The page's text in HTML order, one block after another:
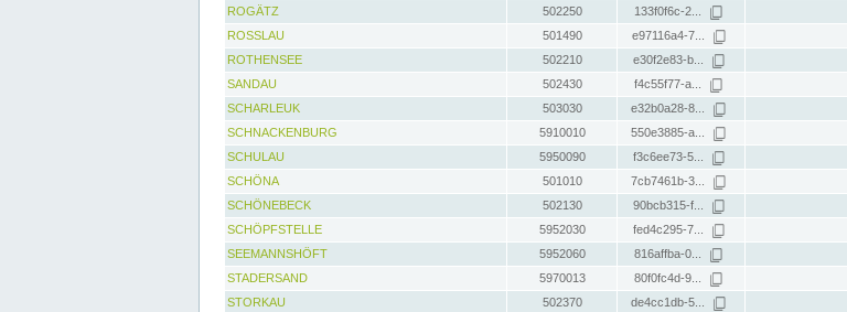
ROGÄTZ
502250 133f0f6c-2...
ROSSLAU
501490 e97116a4-7...
ROTHENSEE
502210 e30f2e83-b...
SANDAU
502430 f4c55f77-a...
SCHARLEUK
503030 e32b0a28-8...
SCHNACKENBURG
5910010 550e3885-a...
SCHULAU
5950090 f3c6ee73-5...
SCHÖNA
501010 7cb7461b-3...
SCHÖNEBECK
502130 90bcb315-f...
SCHÖPFSTELLE
5952030 fed4c295-7...
SEEMANNSHÖFT
5952060 816affba-0...
STADERSAND
5970013 80f0fc4d-9...
STORKAU
502370 de4cc1db-5...